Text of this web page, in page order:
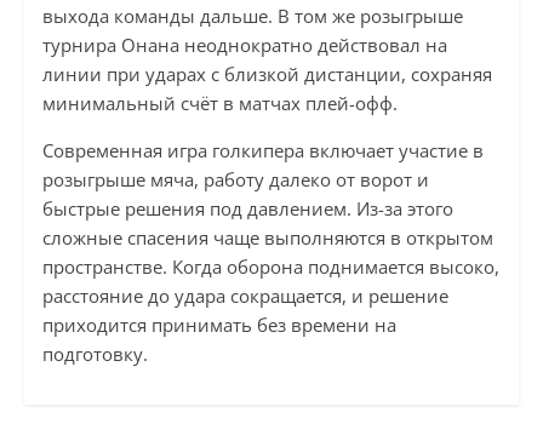
выхода команды дальше. В том же розыгрыше
турнира Онана неоднократно действовал на
линии при ударах с близкой дистанции, сохраняя
минимальный счёт в матчах плей-офф.
Современная игра голкипера включает участие в
розыгрыше мяча, работу далеко от ворот и
быстрые решения под давлением. Из-за этого
сложные спасения чаще выполняются в открытом
пространстве. Когда оборона поднимается высоко,
расстояние до удара сокращается, и решение
приходится принимать без времени на
подготовку.